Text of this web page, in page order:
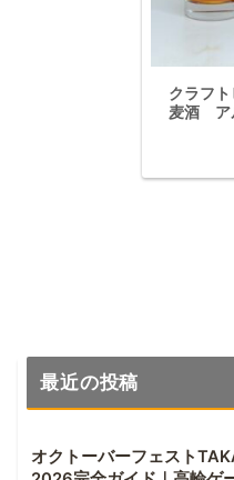
クラフ
麦酒 ア
最近の投稿
オクトーバーフェスト